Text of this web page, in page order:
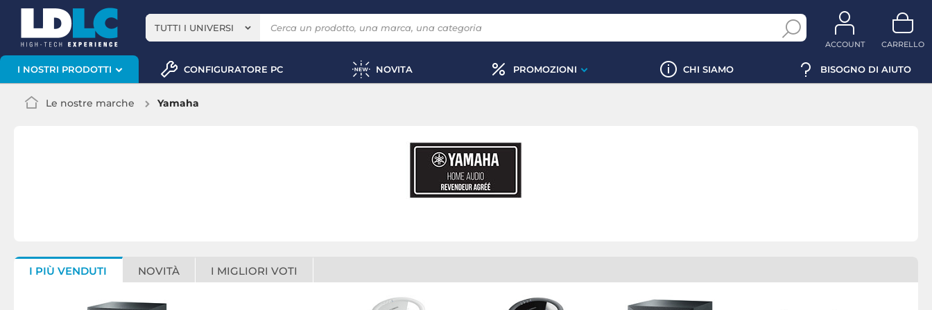
TUTTI I UNIVERSI
ACCOUNT CARRELLO
I NOSTRI PRODOTTI CONFIGURATORE PC NOVITA PROMOZIONI CHI SIAMO BISOGNO DI AIUTO
Le nostre marche Yamaha
I PIÙ VENDUTI NOVITÀ I MIGLIORI VOTI